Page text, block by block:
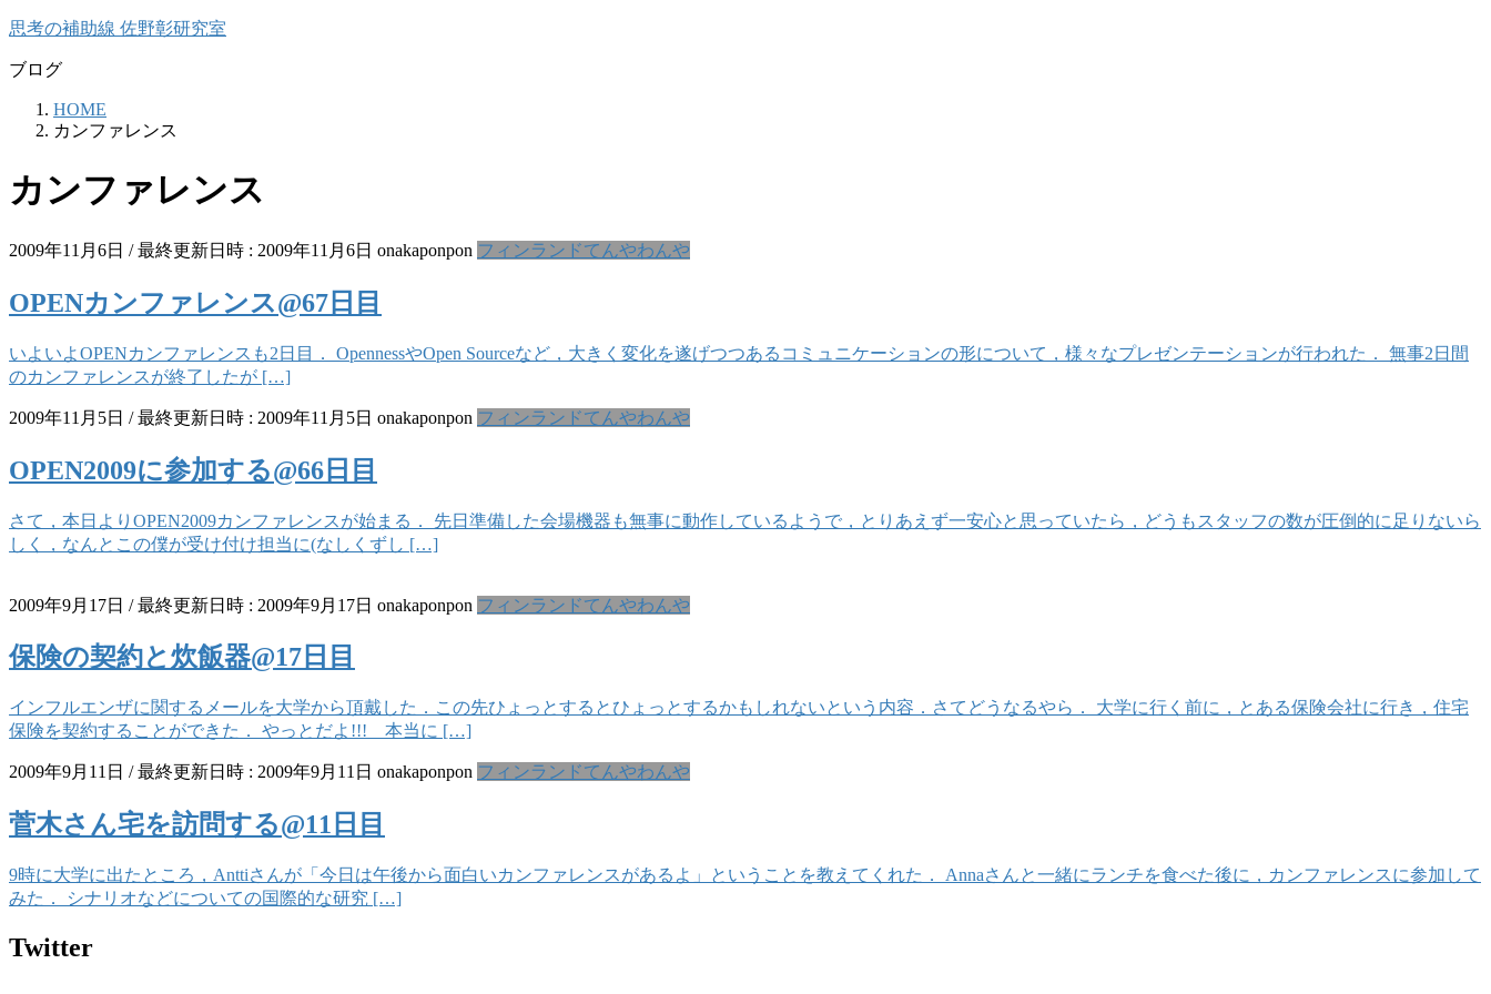
コ
テ
キ
ナ
ゲ
に
思考の補助線 佐野彰研究室
ブログ
HOME
カンファレンス
カンファレンス
2009年11月6日 / 最終更新日時 : 2009年11月6日 onakaponpon フィンランドてんやわんや
OPENカンファレンス@67日目
いよいよOPENカンファレンスも2日目． OpennessやOpen Sourceなど，大きく変化を遂げつつあるコミュニケーションの形について，様々なプレゼンテーションが行われた． 無事2日間
のカンファレンスが終了したが […]
2009年11月5日 / 最終更新日時 : 2009年11月5日 onakaponpon フィンランドてんやわんや
OPEN2009に参加する@66日目
さて，本日よりOPEN2009カンファレンスが始まる． 先日準備した会場機器も無事に動作しているようで，とりあえず一安心と思っていたら，どうもスタッフの数が圧倒的に足りないら
しく，なんとこの僕が受け付け担当に(なしくずし […]
2009年9月17日 / 最終更新日時 : 2009年9月17日 onakaponpon フィンランドてんやわんや
保険の契約と炊飯器@17日目
インフルエンザに関するメールを大学から頂戴した．この先ひょっとするとひょっとするかもしれないという内容．さてどうなるやら． 大学に行く前に，とある保険会社に行き，住宅
保険を契約することができた． やっとだよ!!! 本当に […]
2009年9月11日 / 最終更新日時 : 2009年9月11日 onakaponpon フィンランドてんやわんや
菅木さん宅を訪問する@11日目
9時に大学に出たところ，Anttiさんが「今日は午後から面白いカンファレンスがあるよ」ということを教えてくれた． Annaさんと一緒にランチを食べた後に，カンファレンスに参加して
みた． シナリオなどについての国際的な研究 […]
Twitter